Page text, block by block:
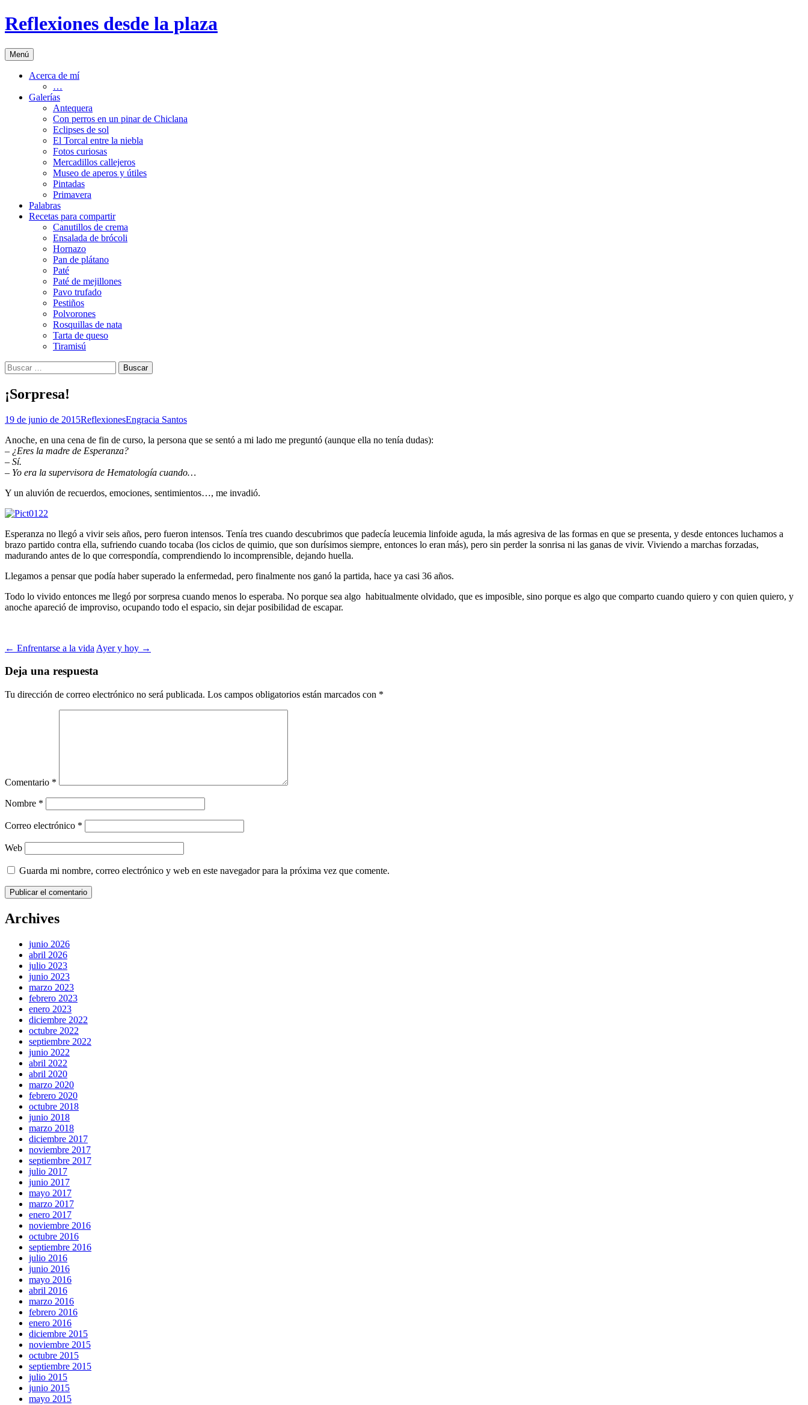
Saltar
al
Reflexiones desde la plaza
Menú
Acerca de mí
…
Galerías
Antequera
Con perros en un pinar de Chiclana
Eclipses de sol
El Torcal entre la niebla
Fotos curiosas
Mercadillos callejeros
Museo de aperos y útiles
Pintadas
Primavera
Palabras
Recetas para compartir
Canutillos de crema
Ensalada de brócoli
Hornazo
Pan de plátano
Paté
Paté de mejillones
Pavo trufado
Pestiños
Polvorones
Rosquillas de nata
Tarta de queso
Tiramisú
Buscar:
¡Sorpresa!
19 de junio de 2015ReflexionesEngracia Santos
Anoche, en una cena de fin de curso, la persona que se sentó a mi lado me preguntó (aunque ella no tenía dudas):
– ¿Eres la madre de Esperanza?
– Sí.
– Yo era la supervisora de Hematología cuando…
Y un aluvión de recuerdos, emociones, sentimientos…, me invadió.
Esperanza no llegó a vivir seis años, pero fueron intensos. Tenía tres cuando descubrimos que padecía leucemia linfoide aguda, la más agresiva de las formas en que se presenta, y desde entonces luchamos a
brazo partido contra ella, sufriendo cuando tocaba (los ciclos de quimio, que son durísimos siempre, entonces lo eran más), pero sin perder la sonrisa ni las ganas de vivir. Viviendo a marchas forzadas,
madurando antes de lo que correspondía, comprendiendo lo incomprensible, dejando huella.
Llegamos a pensar que podía haber superado la enfermedad, pero finalmente nos ganó la partida, hace ya casi 36 años.
Todo lo vivido entonces me llegó por sorpresa cuando menos lo esperaba. No porque sea algo habitualmente olvidado, que es imposible, sino porque es algo que comparto cuando quiero y con quien quiero, y
anoche apareció de improviso, ocupando todo el espacio, sin dejar posibilidad de escapar.
Navegación
de
entradas
← Enfrentarse a la vida Ayer y hoy →
Deja una respuesta
Tu dirección de correo electrónico no será publicada. Los campos obligatorios están marcados con *
Comentario *
Nombre *
Correo electrónico *
Web
Guarda mi nombre, correo electrónico y web en este navegador para la próxima vez que comente.
Archives
junio 2026
abril 2026
julio 2023
junio 2023
marzo 2023
febrero 2023
enero 2023
diciembre 2022
octubre 2022
septiembre 2022
junio 2022
abril 2022
abril 2020
marzo 2020
febrero 2020
octubre 2018
junio 2018
marzo 2018
diciembre 2017
noviembre 2017
septiembre 2017
julio 2017
junio 2017
mayo 2017
marzo 2017
enero 2017
noviembre 2016
octubre 2016
septiembre 2016
julio 2016
junio 2016
mayo 2016
abril 2016
marzo 2016
febrero 2016
enero 2016
diciembre 2015
noviembre 2015
octubre 2015
septiembre 2015
julio 2015
junio 2015
mayo 2015